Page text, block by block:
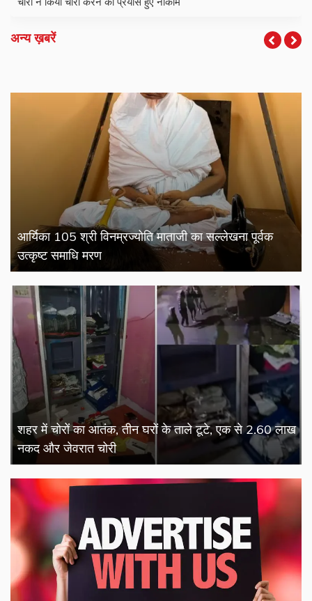
अन्य ख़बरें
आर्यिका 105 श्री विनम्रज्योति माताजी का सल्लेखना पूर्वक
उत्कृष्ट समाधि मरण
शहर में चोरों का आतंक, तीन घरों के ताले टूटे, एक से 2.60 लाख
नकद और जेवरात चोरी